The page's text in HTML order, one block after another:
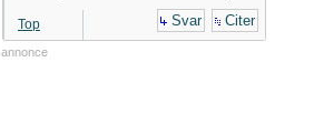
Top Svar Citer
annonce